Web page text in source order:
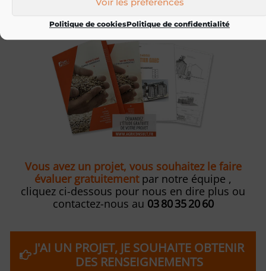
Voir les préférences
Politique de cookiesPolitique de confidentialité
Vous avez un projet, vous souhaitez le faire
évaluer gratuitementpar notre équipe ,
cliquez ci-dessous pour nous en dire plus ou
contactez-nous au 03 80 35 20 60
J'AI UN PROJET, JE SOUHAITE OBTENIR
DES RENSEIGNEMENTS